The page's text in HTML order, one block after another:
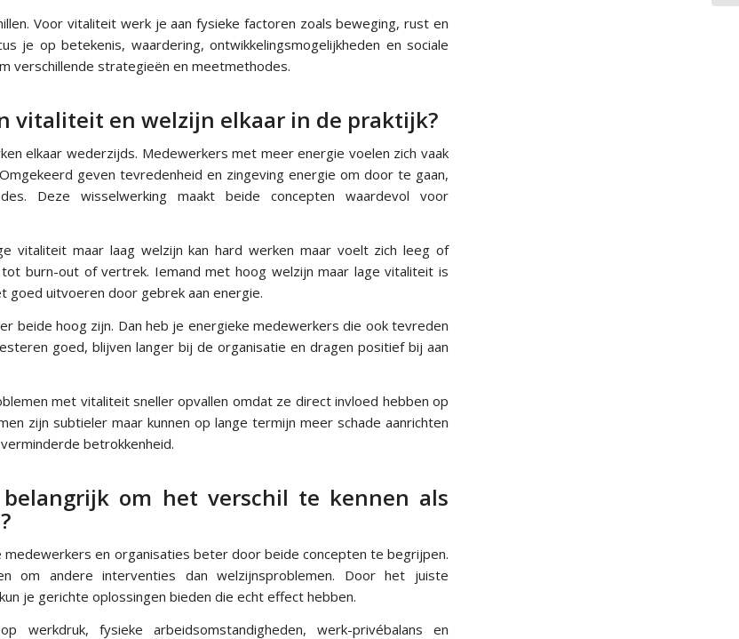
Voor vitaliteit werk je aan fysieke factoren zoals beweging, rust en
je op betekenis, waardering, ontwikkelingsmogelijkheden en sociale
verschillende strategieën en meetmethodes.
vitaliteit en welzijn elkaar in de praktijk?
elkaar wederzijds. Medewerkers met meer energie voelen zich vaak
geven tevredenheid en zingeving energie om door te gaan,
Deze wisselwerking maakt beide concepten waardevol voor
vitaliteit maar laag welzijn kan hard werken maar voelt zich leeg of
burn-out of vertrek. Iemand met hoog welzijn maar lage vitaliteit is
goed uitvoeren door gebrek aan energie.
beide hoog zijn. Dan heb je energieke medewerkers die ook tevreden
goed, blijven langer bij de organisatie en dragen positief bij aan
met vitaliteit sneller opvallen omdat ze direct invloed hebben op
zijn subtieler maar kunnen op lange termijn meer schade aanrichten
betrokkenheid.
om het verschil te kennen als
medewerkers en organisaties beter door beide concepten te begrijpen.
om andere interventies dan welzijnsproblemen. Door het juiste
je gerichte oplossingen bieden die echt effect hebben.
werkdruk, fysieke arbeidsomstandigheden, werk-privébalans en